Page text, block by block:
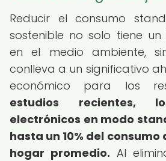
Reducir el consumo
sostenible no solo tiene
en el medio ambiente,
conlleva a un significativo
económico para los
estudios recientes,
electrónicos en modo
hasta un 10% del
hogar promedio. Al